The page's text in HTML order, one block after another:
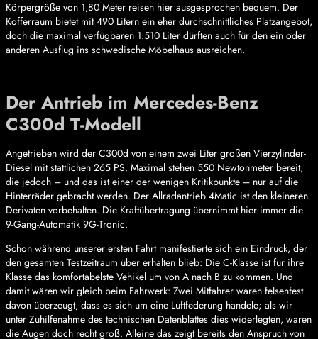
Körpergröße von 1,80 Meter reisen hier ausgesprochen bequem. Der
Kofferraum bietet mit 490 Litern ein eher durchschnittliches Platzangebot,
doch die maximal verfügbaren 1.510 Liter dürften auch für den ein oder
anderen Ausflug ins schwedische Möbelhaus ausreichen.
Der Antrieb im Mercedes-Benz
C300d T-Modell
Angetrieben wird der C300d von einem zwei Liter großen Vierzylinder-
Diesel mit stattlichen 265 PS. Maximal stehen 550 Newtonmeter bereit,
die jedoch – und das ist einer der wenigen Kritikpunkte – nur auf die
Hinterräder gebracht werden. Der Allradantrieb 4Matic ist den kleineren
Derivaten vorbehalten. Die Kraftübertragung übernimmt hier immer die
9-Gang-Automatik 9G-Tronic.
Schon während unserer ersten Fahrt manifestierte sich ein Eindruck, der
den gesamten Testzeitraum über erhalten blieb: Die C-Klasse ist für ihre
Klasse das komfortabelste Vehikel um von A nach B zu kommen. Und
damit wären wir gleich beim Fahrwerk: Zwei Mitfahrer waren felsenfest
davon überzeugt, dass es sich um eine Luftfederung handele; als wir
unter Zuhilfenahme des technischen Datenblattes dies widerlegten, waren
die Augen doch recht groß. Alleine das zeigt bereits den Anspruch von